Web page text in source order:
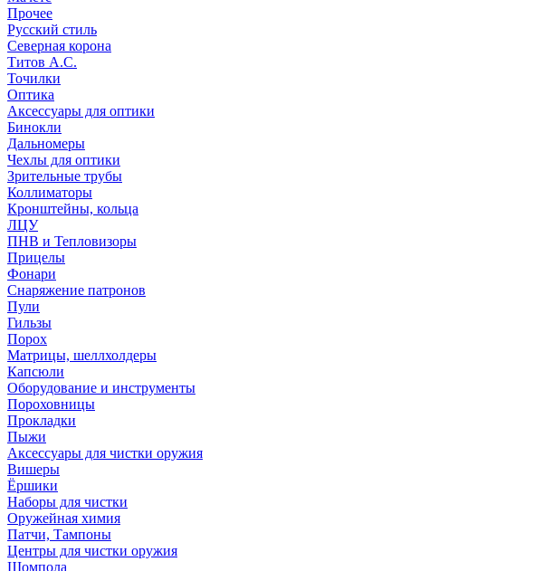
Прочее
Русский стиль
Северная корона
Титов А.С.
Точилки
Оптика
Аксессуары для оптики
Бинокли
Дальномеры
Чехлы для оптики
Зрительные трубы
Коллиматоры
Кронштейны, кольца
ЛЦУ
ПНВ и Тепловизоры
Прицелы
Фонари
Снаряжение патронов
Пули
Гильзы
Порох
Матрицы, шеллхолдеры
Капсюли
Оборудование и инструменты
Пороховницы
Прокладки
Пыжи
Аксессуары для чистки оружия
Вишеры
Ёршики
Наборы для чистки
Оружейная химия
Патчи, Тампоны
Центры для чистки оружия
Шомпола